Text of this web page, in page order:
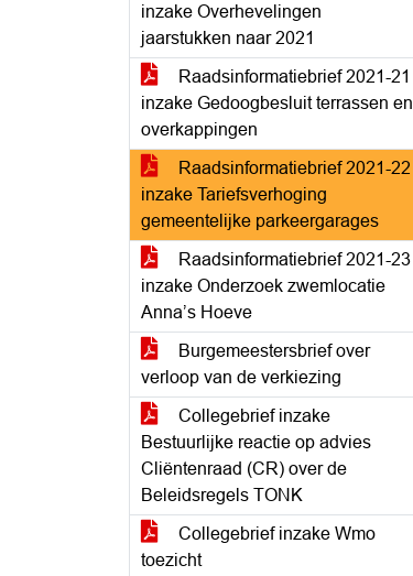
inzake Overhevelingen
jaarstukken naar 2021
Raadsinformatiebrief 2021-21
inzake Gedoogbesluit terrassen en
overkappingen
Raadsinformatiebrief 2021-22
inzake Tariefsverhoging
gemeentelijke parkeergarages
Raadsinformatiebrief 2021-23
inzake Onderzoek zwemlocatie
Anna’s Hoeve
Burgemeestersbrief over
verloop van de verkiezing
Collegebrief inzake
Bestuurlijke reactie op advies
Cliëntenraad (CR) over de
Beleidsregels TONK
Collegebrief inzake Wmo
toezicht